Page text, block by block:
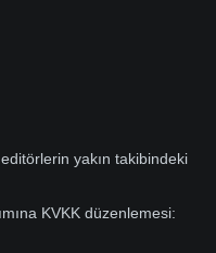
yakın takibindeki
KVKK düzenlemesi: